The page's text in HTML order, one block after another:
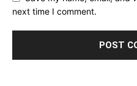
next time I comment.